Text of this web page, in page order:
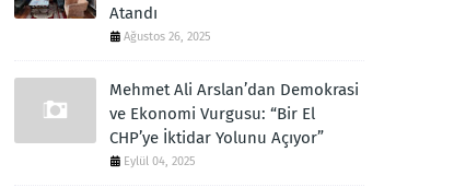
Atandı
Ağustos 26, 2025
Mehmet Ali Arslan’dan Demokrasi
ve Ekonomi Vurgusu: “Bir El
CHP’ye İktidar Yolunu Açıyor”
Eylül 04, 2025